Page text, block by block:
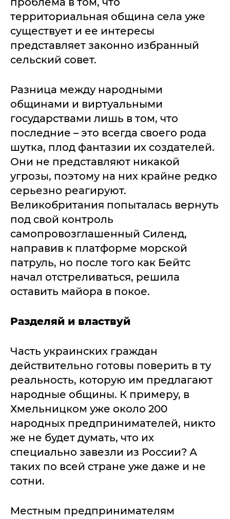
территориальная община села уже
существует и ее интересы
представляет законно избранный
сельский совет.
Разница между народными
общинами и виртуальными
государствами лишь в том, что
последние – это всегда своего рода
шутка, плод фантазии их создателей.
Они не представляют никакой
угрозы, поэтому на них крайне редко
серьезно реагируют.
Великобритания попыталась вернуть
под свой контроль
самопровозглашенный Силенд,
направив к платформе морской
патруль, но после того как Бейтс
начал отстреливаться, решила
оставить майора в покое.
Разделяй и властвуй
Часть украинских граждан
действительно готовы поверить в ту
реальность, которую им предлагают
народные общины. К примеру, в
Хмельницком уже около 200
народных предпринимателей, никто
же не будет думать, что их
специально завезли из России? А
таких по всей стране уже даже и не
сотни.
Местным предпринимателям